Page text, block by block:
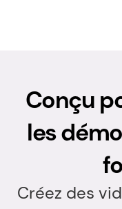
Conçu
les
Créez des